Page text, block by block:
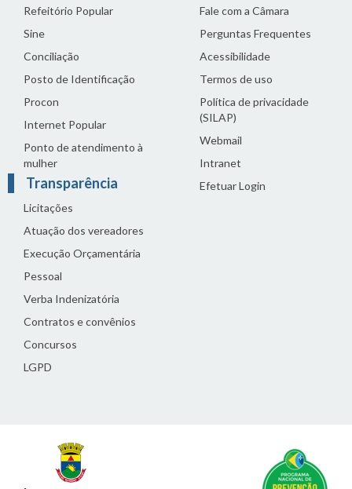
Refeitório Popular
Sine
Conciliação
Posto de Identificação
Procon
Internet Popular
Ponto de atendimento à
mulher
Transparência
Licitações
Atuação dos vereadores
Execução Orçamentária
Pessoal
Verba Indenizatória
Contratos e convênios
Concursos
LGPD
Fale com a Câmara
Perguntas Frequentes
Acessibilidade
Termos de uso
Política de privacidade
(SILAP)
Webmail
Intranet
Efetuar Login